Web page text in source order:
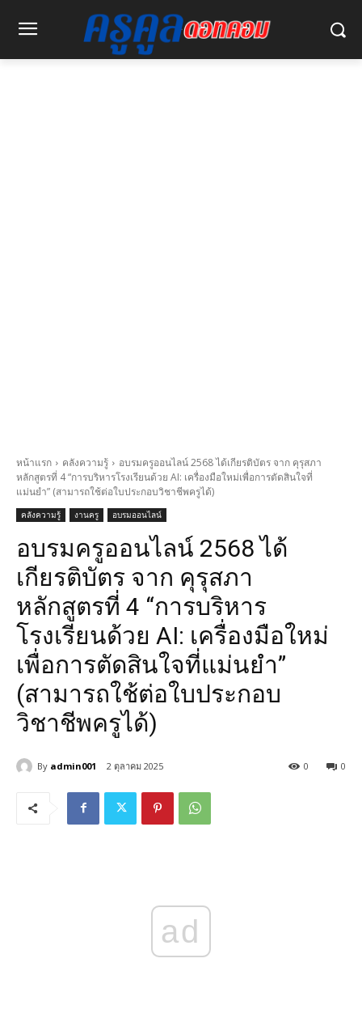
หน้าแรก คลังความรู้
อบรมครูออนไลน์ 2568 ได้เกียรติบัตร จาก คุรุสภา
หลักสูตรที่ 4 “การบริหารโรงเรียนด้วย AI: เครื่องมือใหม่เพื่อการตัดสินใจที่
แม่นยำ” (สามารถใช้ต่อใบประกอบวิชาชีพครูได้)
คลังความรู้ งานครู อบรมออนไลน์
อบรมครูออนไลน์ 2568 ได้
เกียรติบัตร จาก คุรุสภา
หลักสูตรที่ 4 “การบริหาร
โรงเรียนด้วย AI: เครื่องมือใหม่
เพื่อการตัดสินใจที่แม่นยำ”
(สามารถใช้ต่อใบประกอบ
วิชาชีพครูได้)
By admin001 2 ตุลาคม 2025 0
0
ad